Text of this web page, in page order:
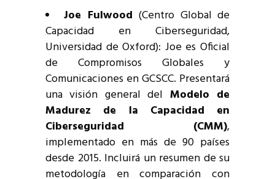
Joe Fulwood (Centro Global de
Capacidad en Ciberseguridad,
Universidad de Oxford): Joe es Oficial
de Compromisos Globales y
Comunicaciones en GCSCC. Presentará
una visión general del Modelo de
Madurez de la Capacidad en
Ciberseguridad (CMM),
implementado en más de 90 países
desde 2015. Incluirá un resumen de su
metodología en comparación con